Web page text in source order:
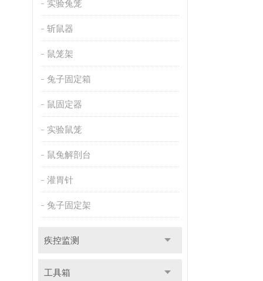
实验兔笼
斩鼠器
鼠笼架
兔子固定箱
鼠固定器
实验鼠笼
鼠兔解剖台
灌胃针
兔子固定架
疾控监测
工具箱